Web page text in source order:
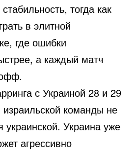
тогда как
в элитной
где ошибки
а каждый матч
с Украиной 28 и 29
команды не
Украина уже
агрессивно